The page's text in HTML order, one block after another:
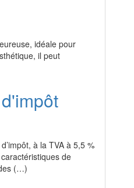
idéale pour
il peut
à la TVA à 5,5 %
de
(…)